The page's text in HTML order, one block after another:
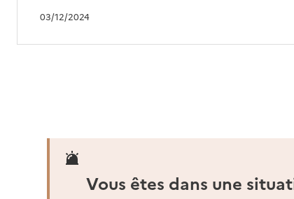
03/12/2024
Vous êtes dans une